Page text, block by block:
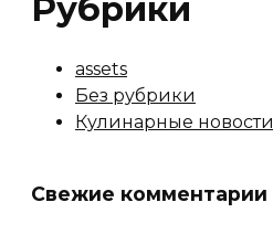
Рубрики
assets
Без рубрики
Кулинарные новости
Свежие комментарии